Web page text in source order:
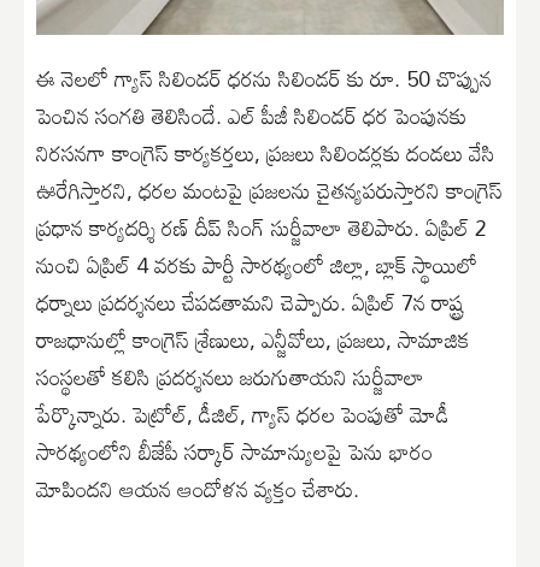
ఈ నెలలో గ్యాస్ సిలిండర్ ధరను సిలిండర్ కు రూ. 50 చొప్పున
పెంచిన సంగతి తెలిసిందే. ఎల్ పీజీ సిలిండర్ ధర పెంపునకు
నిరసనగా కాంగ్రెస్ కార్యకర్తలు, ప్రజలు సిలిండర్లకు దండలు వేసి
ఊరేగిస్తారని, ధరల మంటపై ప్రజలను చైతన్యపరుస్తారని కాంగ్రెస్
ప్రధాన కార్యదర్శి రణ్ దీప్ సింగ్ సుర్జీవాలా తెలిపారు. ఏప్రిల్ 2
నుంచి ఏప్రిల్ 4 వరకు పార్టీ సారథ్యంలో జిల్లా, బ్లాక్ స్థాయిలో
ధర్నాలు ప్రదర్శనలు చేపడతామని చెప్పారు. ఏప్రిల్ 7న రాష్ట్ర
రాజధానుల్లో కాంగ్రెస్ శ్రేణులు, ఎన్జీవోలు, ప్రజలు, సామాజిక
సంస్థలతో కలిసి ప్రదర్శనలు జరుగుతాయని సుర్జీవాలా
పేర్కొన్నారు. పెట్రోల్, డీజిల్, గ్యాస్ ధరల పెంపుతో మోడీ
సారథ్యంలోని బీజేపీ సర్కార్ సామాన్యులపై పెను భారం
మోపిందని ఆయన ఆందోళన వ్యక్తం చేశారు.